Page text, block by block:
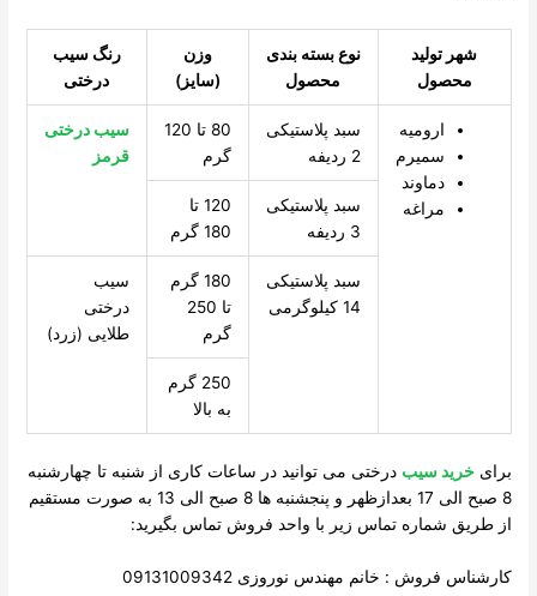
شهر تولید
محصول
نوع بسته بندی
محصول
وزن
(سایز)
رنگ سیب
درختی
ارومیه
سمیرم
دماوند
مراغه
سبد پلاستیکی
2 ردیفه
80 تا 120
گرم
سیب درختی
قرمز
سبد پلاستیکی
3 ردیفه
120 تا
180 گرم
سبد پلاستیکی
14 کیلوگرمی
180 گرم
تا 250
گرم
سیب
درختی
طلایی (زرد)
250 گرم
به بالا
برایخرید سیب درختی می توانید در ساعات کاری از شنبه تا چهارشنبه
8 صبح الی 17 بعدازظهر و پنجشنبه ها 8 صبح الی 13 به صورت مستقیم
از طریق شماره تماس زیر با واحد فروش تماس بگیرید:
کارشناس فروش : خانم مهندس نوروزی 09131009342